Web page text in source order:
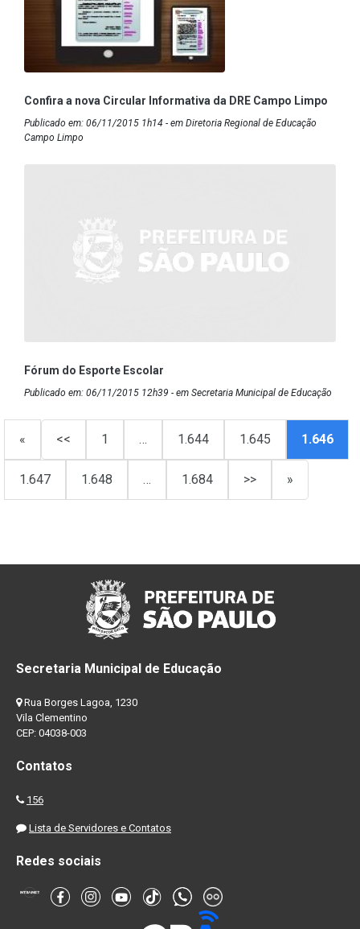
Confira a nova Circular Informativa da DRE Campo Limpo
Publicado em: 06/11/2015 1h14 - em Diretoria Regional de Educação
Campo Limpo
Fórum do Esporte Escolar
Publicado em: 06/11/2015 12h39 - em Secretaria Municipal de Educação
« << 1 … 1.644 1.645 1.646
1.647 1.648 … 1.684 >> »
Secretaria Municipal de Educação
Rua Borges Lagoa, 1230
Vila Clementino
CEP: 04038-003
Contatos
156
Lista de Servidores e Contatos
Redes sociais